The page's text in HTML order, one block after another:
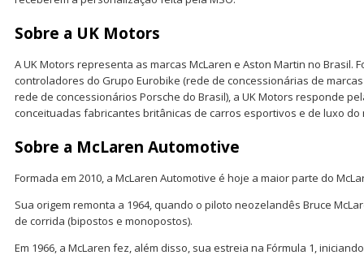
Sobre a UK Motors
A UK Motors representa as marcas McLaren e Aston Martin no Brasil.
controladores do Grupo Eurobike (rede de concessionárias de
rede de concessionários Porsche do Brasil), a UK Motors responde
conceituadas fabricantes britânicas de carros esportivos e de luxo
Sobre a McLaren Automotive
Formada em 2010, a McLaren Automotive é hoje a maior parte do
Sua origem remonta a 1964, quando o piloto neozelandês Bruce
de corrida (bipostos e monopostos).
Em 1966, a McLaren fez, além disso, sua estreia na Fórmula 1,